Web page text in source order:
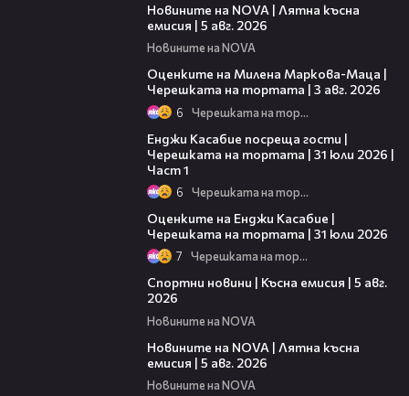
Новините на NOVA | Лятна късна
емисия | 5 авг. 2026
Новините на NOVA
Оценките на Милена Маркова-Маца |
Черешката на тортата | 3 авг. 2026
6 Черешката на тортата
Енджи Касабие посреща гости |
Черешката на тортата | 31 юли 2026 |
Част 1
6 Черешката на тортата
Оценките на Енджи Касабие |
Черешката на тортата | 31 юли 2026
7 Черешката на тортата
Спортни новини | Късна емисия | 5 авг.
2026
Новините на NOVA
Новините на NOVA | Лятна късна
емисия | 5 авг. 2026
Новините на NOVA